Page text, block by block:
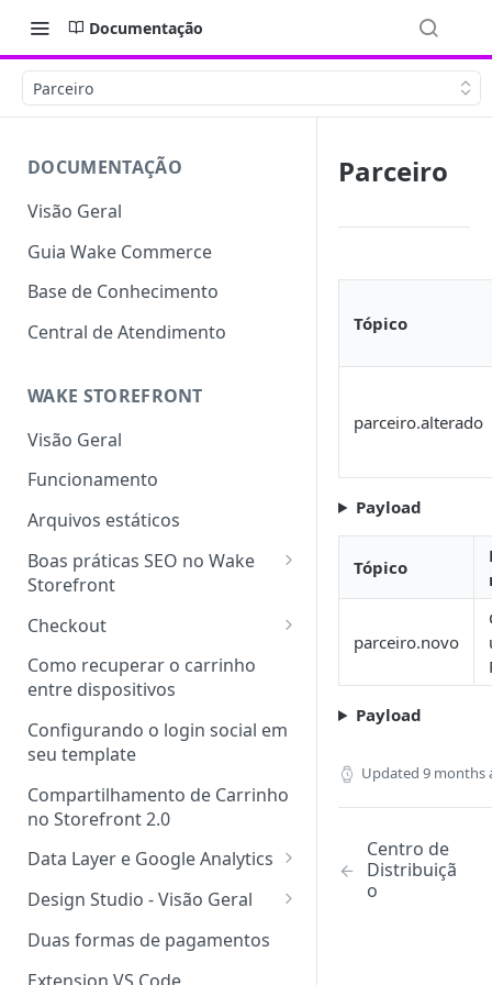
Documentação
Parceiro
DOCUMENTAÇÃO
Visão Geral
Guia Wake Commerce
Base de Conhecimento
Central de Atendimento
WAKE STOREFRONT
Visão Geral
Funcionamento
Arquivos estáticos
Boas práticas SEO no Wake
Storefront
Boas Práticas para Upload de
Imagens no Storefront Wake
Implementação de Dados
Estruturados de Produto
Heading Tag <h1>
Outros Heading Tags
Tag <title>
Tag Canonical no Storefront
Wake
Checkout
Checkout Storefront
Novos Tipos de Páginas
Componentes Fechados
Como recuperar o carrinho
entre dispositivos
Configurando o login social em
seu template
Compartilhamento de Carrinho
no Storefront 2.0
Data Layer e Google Analytics
Implementando o Data Layer
Design Studio - Visão Geral
Design Studio Local
Layout exclusivo por URL
Duas formas de pagamentos
Parceiro
Tópico
parceiro.alterado
Payload
Tópico
parceiro.novo
Payload
Updated 9 months
Centro de
Distribuiçã
o